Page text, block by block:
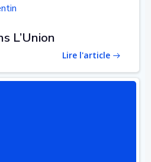
L’Union
Lire l'article